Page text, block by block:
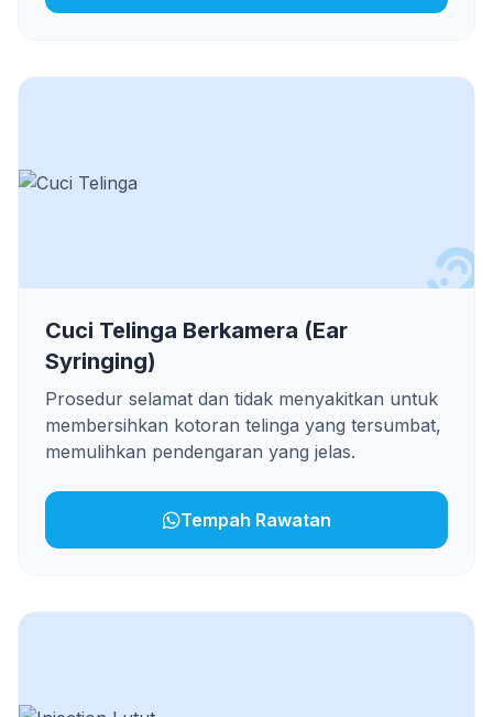
Cuci Telinga Berkamera (Ear
Syringing)
Prosedur selamat dan tidak menyakitkan untuk
membersihkan kotoran telinga yang tersumbat,
memulihkan pendengaran yang jelas.
Tempah Rawatan